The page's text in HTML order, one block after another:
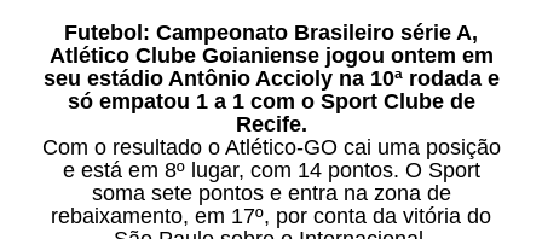
Futebol: Campeonato Brasileiro série A,
Atlético Clube Goianiense jogou ontem em
seu estádio Antônio Accioly na 10ª rodada e
só empatou 1 a 1 com o Sport Clube de
Recife.
Com o resultado o Atlético-GO cai uma posição
e está em 8º lugar, com 14 pontos. O Sport
soma sete pontos e entra na zona de
rebaixamento, em 17º, por conta da vitória do